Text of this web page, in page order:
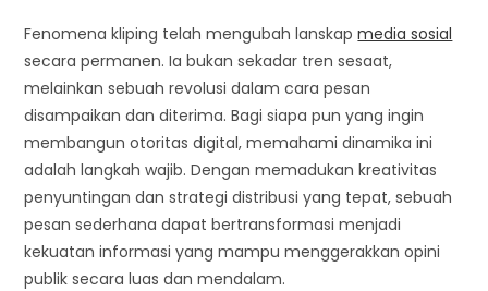
Fenomena kliping telah mengubah lanskapmedia sosial
secara permanen. Ia bukan sekadar tren sesaat,
melainkan sebuah revolusi dalam cara pesan
disampaikan dan diterima. Bagi siapa pun yang ingin
membangun otoritas digital, memahami dinamika ini
adalah langkah wajib. Dengan memadukan kreativitas
penyuntingan dan strategi distribusi yang tepat, sebuah
pesan sederhana dapat bertransformasi menjadi
kekuatan informasi yang mampu menggerakkan opini
publik secara luas dan mendalam.